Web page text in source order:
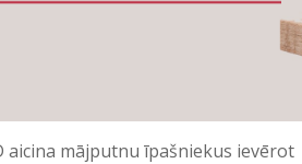
aicina mājputnu īpašniekus ievērot